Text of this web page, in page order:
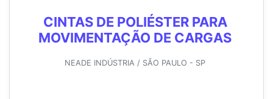
CINTAS DE POLIÉSTER PARA
MOVIMENTAÇÃO DE CARGAS
NEADE INDÚSTRIA / SÃO PAULO - SP